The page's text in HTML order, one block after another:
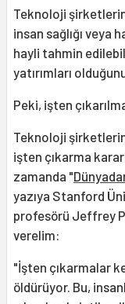
Teknoloji
insan sağlığı veya
hayli tahmin
yatırımları
Peki, işten
Teknoloji
işten çıkarma
zamanda "
yazıya Stanford
profesörü Jeffrey
verelim:
"İşten çıkarmalar
öldürüyor. Bu,